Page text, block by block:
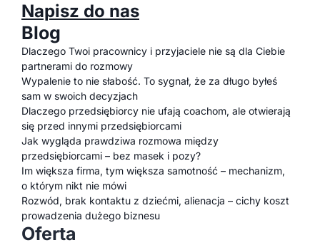
Napisz do nas
Blog
Dlaczego Twoi pracownicy i przyjaciele nie są dla Ciebie
partnerami do rozmowy
Wypalenie to nie słabość. To sygnał, że za długo byłeś
sam w swoich decyzjach
Dlaczego przedsiębiorcy nie ufają coachom, ale otwierają
się przed innymi przedsiębiorcami
Jak wygląda prawdziwa rozmowa między
przedsiębiorcami – bez masek i pozy?
Im większa firma, tym większa samotność – mechanizm,
o którym nikt nie mówi
Rozwód, brak kontaktu z dziećmi, alienacja – cichy koszt
prowadzenia dużego biznesu
Oferta